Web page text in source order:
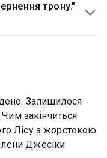
трону."
Залишилося
Чим закінчиться
Лісу з жорстокою
Джесіки